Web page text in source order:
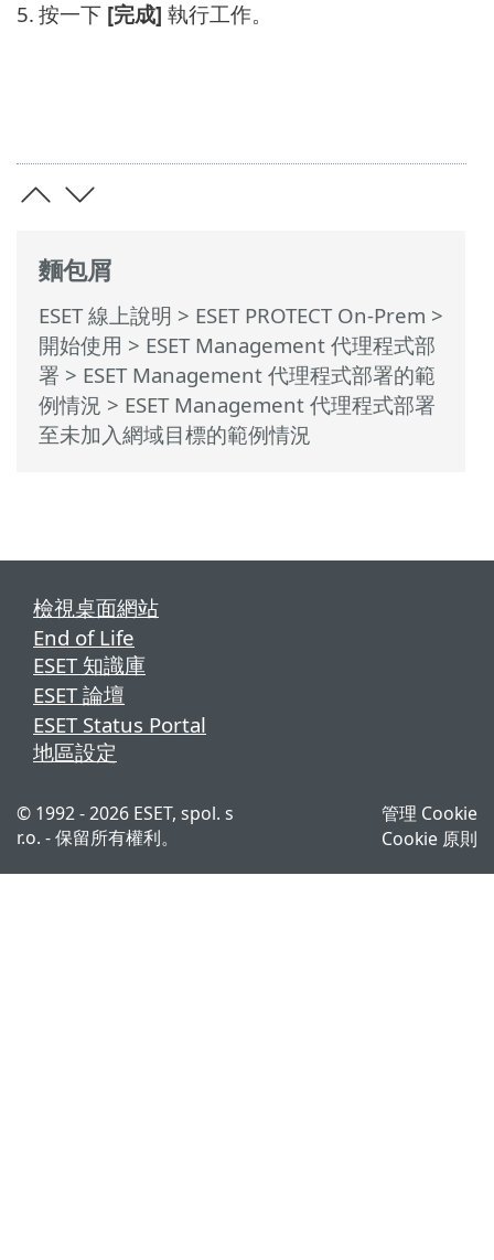
麵包屑
ESET 線上說明 > ESET PROTECT On-Prem >
開始使用 > ESET Management 代理程式部
署 > ESET Management 代理程式部署的範
例情況 > ESET Management 代理程式部署
至未加入網域目標的範例情況
5. 按一下 [完成] 執行工作。
檢視桌面網站
End of Life
ESET 知識庫
ESET 論壇
ESET Status Portal
地區設定
© 1992 - 2026 ESET, spol. s
r.o. - 保留所有權利。
管理 Cookie
Cookie 原則